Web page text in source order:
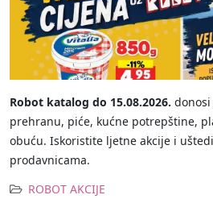
Robot katalog do 15.08.2026.
prehranu, piće, kućne potrepštine,
obuću. Iskoristite ljetne akcije i
prodavnicama.
ROBOT AKCIJE